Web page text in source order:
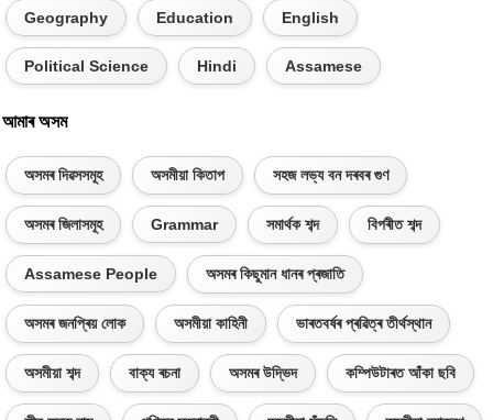
Geography Education English
Political Science Hindi Assamese
আমাৰ অসম
অসমৰ দিৱসসমূহ অসমীয়া কিতাপ সহজ লভ্য বন দৰবৰ গুণ
অসমৰ জিলাসমূহ Grammar সমাৰ্থক শব্দ বিপৰীত শব্দ
Assamese People অসমৰ কিছুমান ধানৰ প্ৰজাতি
অসমৰ জনপ্ৰিয় লোক অসমীয়া কাহিনী ভাৰতবৰ্ষৰ প্ৰৱিত্ৰ তীৰ্থস্থান
অসমীয়া শব্দ বাক্য ৰচনা অসমৰ উদ্ভিদ কম্পিউটাৰত আঁকা ছবি